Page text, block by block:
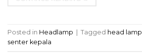
Posted in Headlamp Tagged head lamp
senter kepala